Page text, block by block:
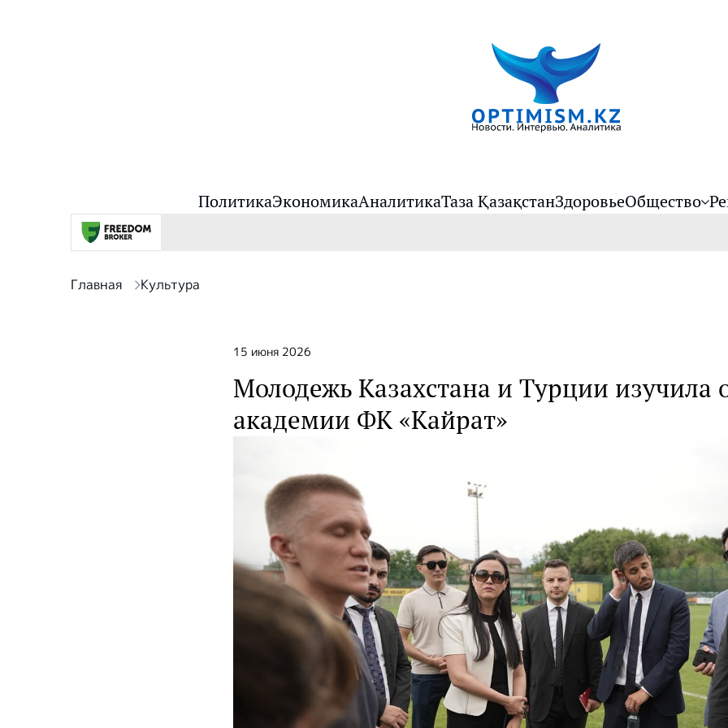
ПолитикаЭкономикаАналитикаТаза ҚазақстанЗдоровьеОбщество
Главная Культура
15 июня 2026
Молодежь Казахстана и Турции изучила
академии ФК «Кайрат»